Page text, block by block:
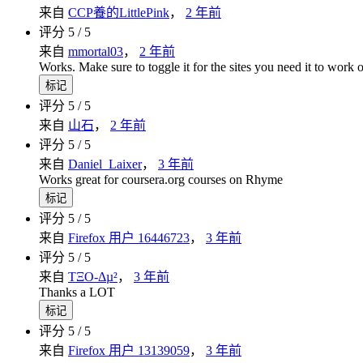
来自 CCP養的LittlePink， 2 年前
评分 5 / 5
来自 mmortal03， 2 年前
Works. Make sure to toggle it for the sites you need it to work
标记
评分 5 / 5
来自 山石， 2 年前
评分 5 / 5
来自 Daniel_Laixer， 3 年前
Works great for coursera.org courses on Rhyme
标记
评分 5 / 5
来自 Firefox 用户 16446723， 3 年前
评分 5 / 5
来自 TΞO-Δµ²， 3 年前
Thanks a LOT
标记
评分 5 / 5
来自 Firefox 用户 13139059， 3 年前